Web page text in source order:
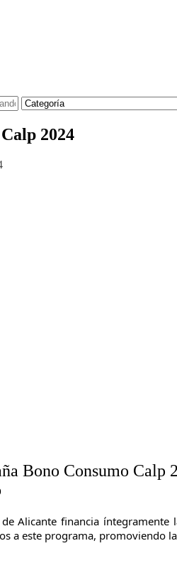
2024
Bono Consumo Calp
Alicante financia
a este programa, promoviendo